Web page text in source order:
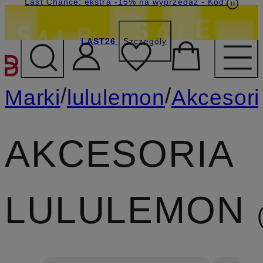
PRZEJDŹ DO GŁÓWNEJ
LAST26 Szczegóły
Marki/lululemon/
AKCESORIA
LULULEMON